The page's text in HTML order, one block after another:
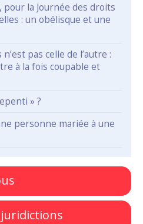
pour la Journée des droits
: un obélisque et une
n’est pas celle de l’autre :
à la fois coupable et
» ?
personne mariée à une
juridictions